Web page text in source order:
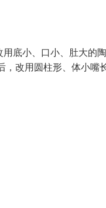
底小、口小、肚大的
改用圆柱形、体小嘴